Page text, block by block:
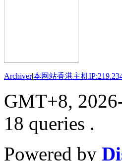
Archiver|本网站香港主机
GMT+8,
18 queries .
Powered by